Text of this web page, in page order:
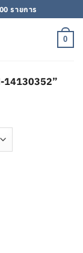
รายการ
0
14130352”